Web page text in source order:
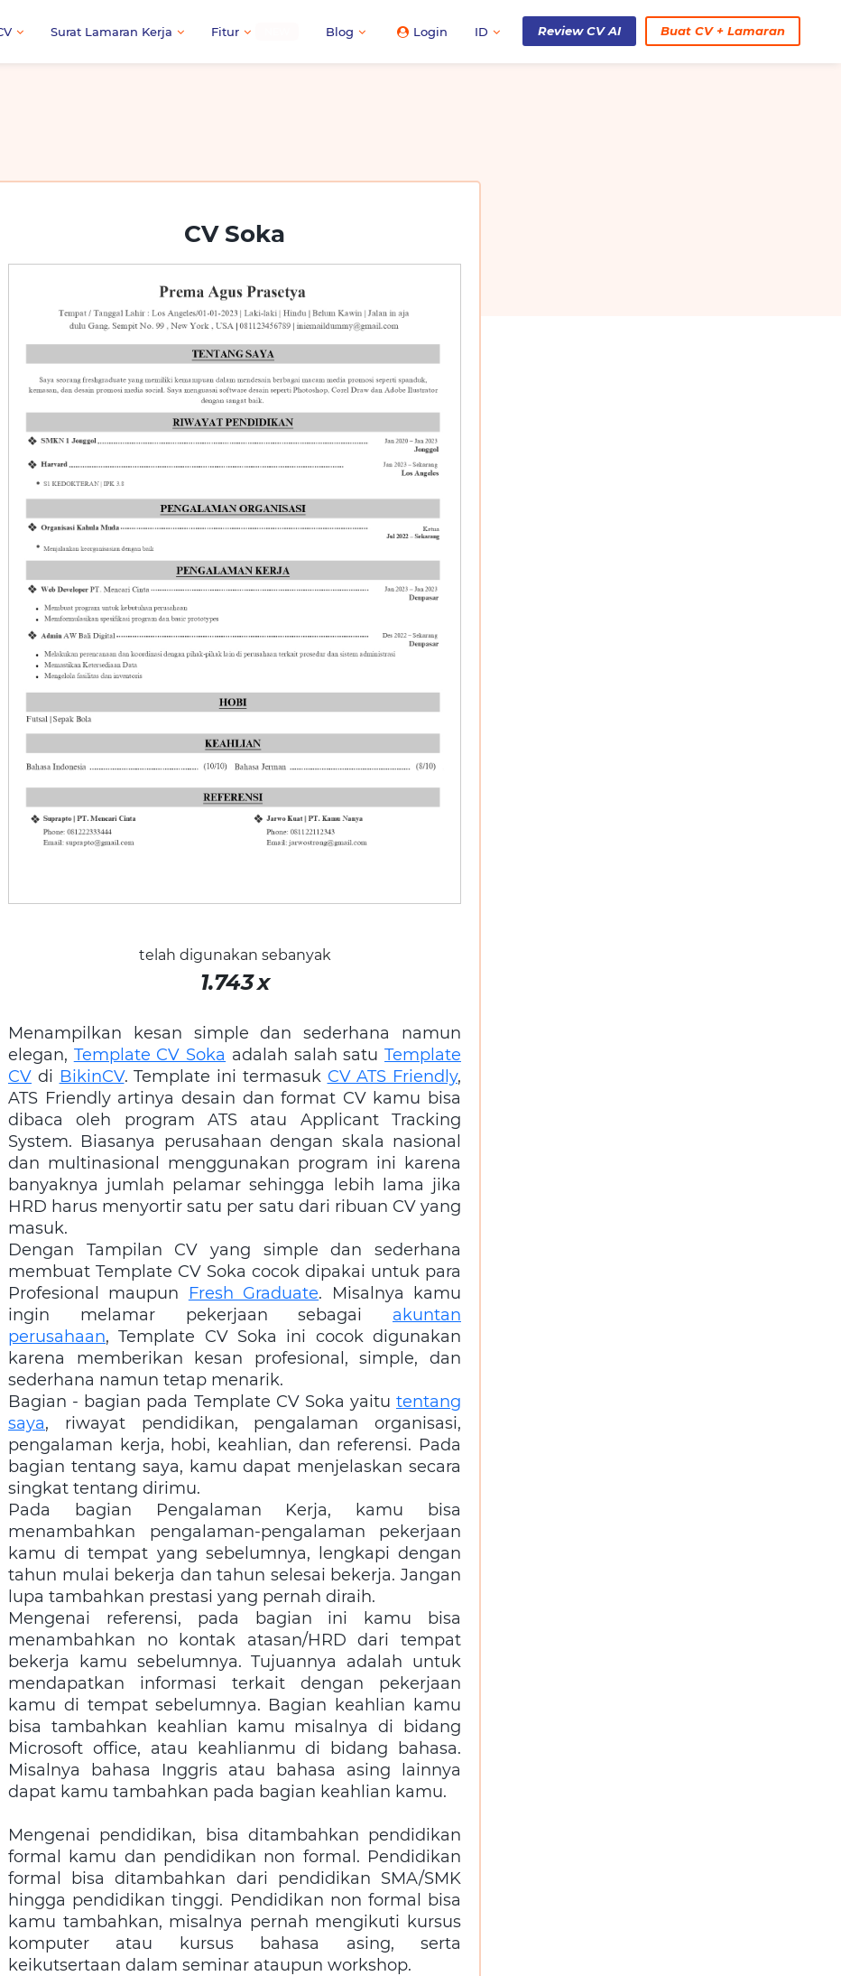
Surat Lamaran Kerja Fitur Blog Login ID Review CV AI Buat CV + Lamaran
CV Soka
telah digunakan sebanyak
1.743x
Menampilkan kesan simple dan sederhana namun
elegan, Template CV Soka adalah salah satuTemplate
CV di BikinCV. Template ini termasuk CV ATS Friendly,
ATS Friendly artinya desain dan format CV kamu bisa
dibaca oleh program ATS atau Applicant Tracking
System. Biasanya perusahaan dengan skala nasional
dan multinasional menggunakan program ini karena
banyaknya jumlah pelamar sehingga lebih lama jika
HRD harus menyortir satu per satu dari ribuan CV yang
masuk.
Dengan Tampilan CV yang simple dan sederhana
membuat Template CV Soka cocok dipakai untuk para
Profesional maupun Fresh Graduate. Misalnya kamu
ingin melamar pekerjaan sebagai akuntan
perusahaan, Template CV Soka ini cocok digunakan
karena memberikan kesan profesional, simple, dan
sederhana namun tetap menarik.
Bagian - bagian pada Template CV Soka yaitu tentang
saya, riwayat pendidikan, pengalaman organisasi,
pengalaman kerja, hobi, keahlian, dan referensi. Pada
bagian tentang saya, kamu dapat menjelaskan secara
singkat tentang dirimu.
Pada bagian Pengalaman Kerja, kamu bisa
menambahkan pengalaman-pengalaman pekerjaan
kamu di tempat yang sebelumnya, lengkapi dengan
tahun mulai bekerja dan tahun selesai bekerja. Jangan
lupa tambahkan prestasi yang pernah diraih.
Mengenai referensi, pada bagian ini kamu bisa
menambahkan no kontak atasan/HRD dari tempat
bekerja kamu sebelumnya. Tujuannya adalah untuk
mendapatkan informasi terkait dengan pekerjaan
kamu di tempat sebelumnya. Bagian keahlian kamu
bisa tambahkan keahlian kamu misalnya di bidang
Microsoft office, atau keahlianmu di bidang bahasa.
Misalnya bahasa Inggris atau bahasa asing lainnya
dapat kamu tambahkan pada bagian keahlian kamu.
Mengenai pendidikan, bisa ditambahkan pendidikan
formal kamu dan pendidikan non formal. Pendidikan
formal bisa ditambahkan dari pendidikan SMA/SMK
hingga pendidikan tinggi. Pendidikan non formal bisa
kamu tambahkan, misalnya pernah mengikuti kursus
komputer atau kursus bahasa asing, serta
keikutsertaan dalam seminar ataupun workshop.